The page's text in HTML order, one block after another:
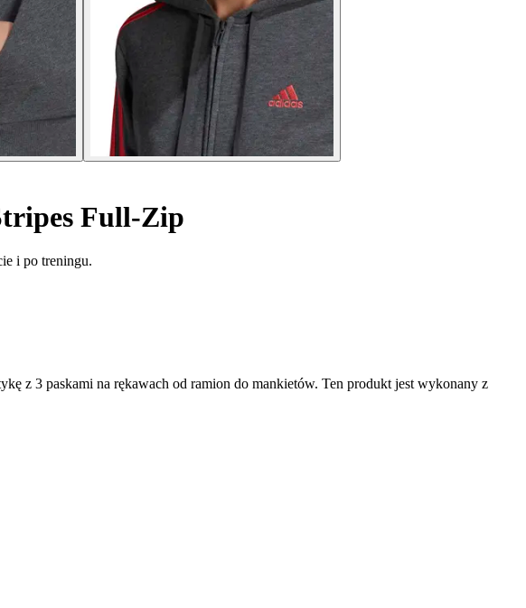
Full-Zip
i po treningu.
z 3 paskami na rękawach od ramion do mankietów. Ten produkt jest wykonany z